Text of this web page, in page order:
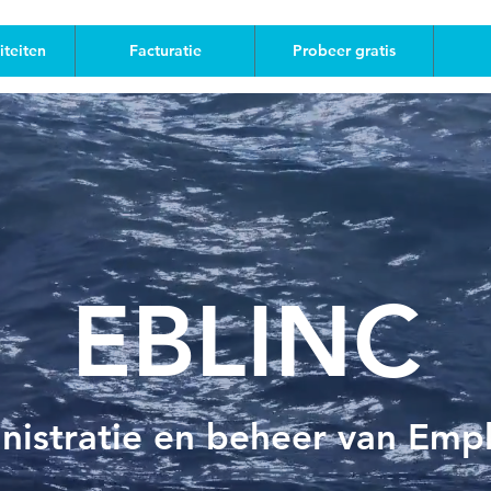
Facturatie Probeer gratis
EBLINC
en beheer van